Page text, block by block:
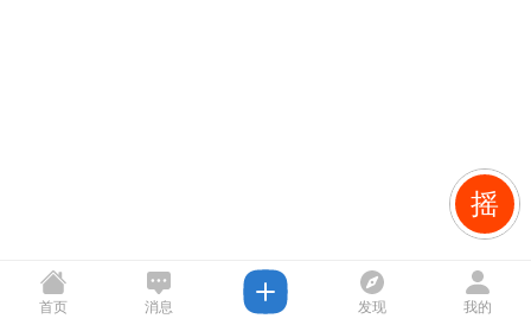
摇
首页 消息 发现 我的